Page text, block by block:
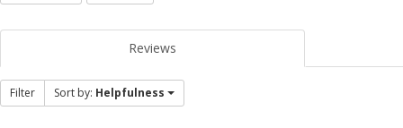
Reviews
Filter Sort by: Helpfulness